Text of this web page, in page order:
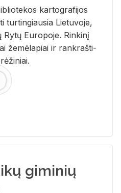
kar­to­gra­fi­jos
tur­tin­giau­sia Lie­tu­vo­je,
Rytų Eu­ro­po­je. Rin­ki­nį
že­mė­la­piai ir rank­raš­ti­
giminių